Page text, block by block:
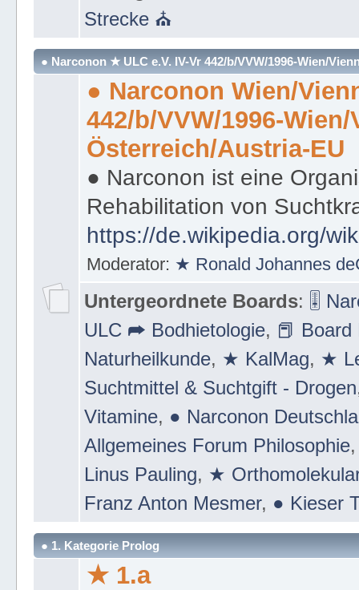
Strecke ⛪
● Narconon ★ ULC e.V. IV-Vr 442/b/VVW/1996-Wien/
● Narconon Wien/
442/b/VVW/1996-Wien/
Österreich/Austria-EU
● Narconon ist eine
Rehabilitation von
https://de.wikipedia.org/
Moderator: ★ Ronald Johannes
Untergeordnete Boards: 🎚
ULC ➦ Bodhietologie, 📕
Naturheilkunde, ★ KalMag, ★
Suchtmittel & Suchtgift - Drogen
Vitamine, ● Narconon
Allgemeines Forum Philosophie
Linus Pauling, ★
Franz Anton Mesmer, ● Kieser
● 1. Kategorie Prolog
★ 1.a